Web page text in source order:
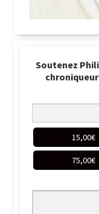
Soutenez
15,00€
75,00€